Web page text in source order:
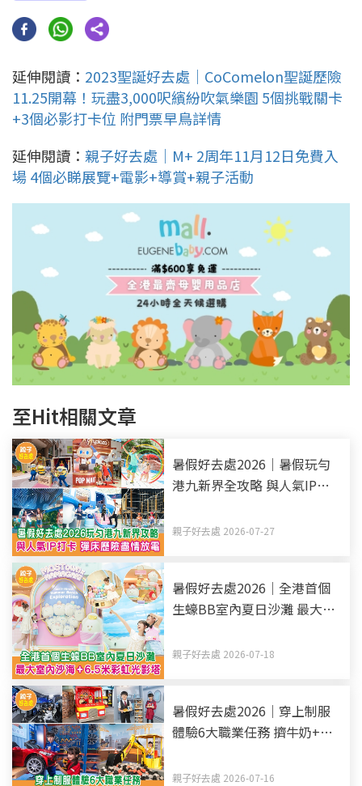
延伸閱讀： 2023聖誕好去處｜CoComelon聖誕歷險
11.25開幕！玩盡3,000呎繽紛吹氣樂園 5個挑戰關卡
+3個必影打卡位 附門票早鳥詳情
延伸閱讀： 親子好去處｜M+ 2周年11月12日免費入
場 4個必睇展覽+電影+導賞+親子活動
至Hit相關文章
暑假好去處2026｜暑假玩勻
港九新界全攻略 與人氣IP打
更新）
親子好去處 2026-07-27
暑假好去處2026｜全港首個
生蠔BB室內夏日沙灘 最大室
親子好去處 2026-07-18
暑假好去處2026｜穿上制服
體驗6大職業任務 擠牛奶+駕
親子好去處 2026-07-16